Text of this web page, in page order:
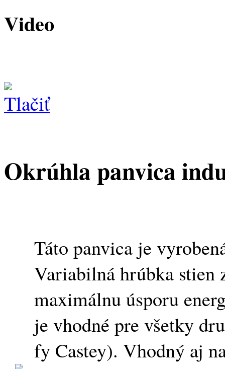
Video
Okrúhla panvica
Táto panvica je
Variabilná hrúbka stien
maximálnu úsporu
je vhodné pre všetky
fy Castey). Vhodný aj